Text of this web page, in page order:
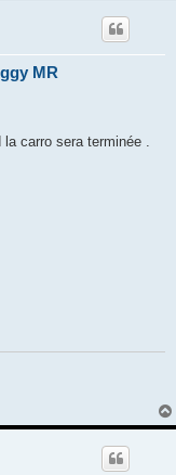
MR
carro sera terminée .